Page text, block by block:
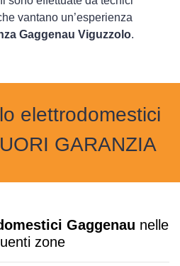
vantano un’esperienza
Gaggenau Viguzzolo.
elettrodomestici
GARANZIA
Gaggenau nelle
zone